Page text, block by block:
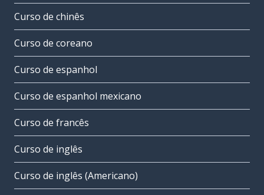
Curso de chinês
Curso de coreano
Curso de espanhol
Curso de espanhol mexicano
Curso de francês
Curso de inglês
Curso de inglês (Americano)